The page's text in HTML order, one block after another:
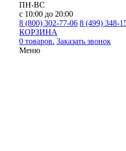
ПН-ВС
с 10:00 до 20:00
8 (800) 302-77-06 8 (499) 348-
КОРЗИНА
0 товаров. Заказать звонок
Меню